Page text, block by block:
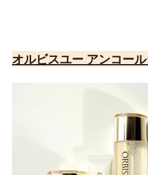
オルビスユー アンコー